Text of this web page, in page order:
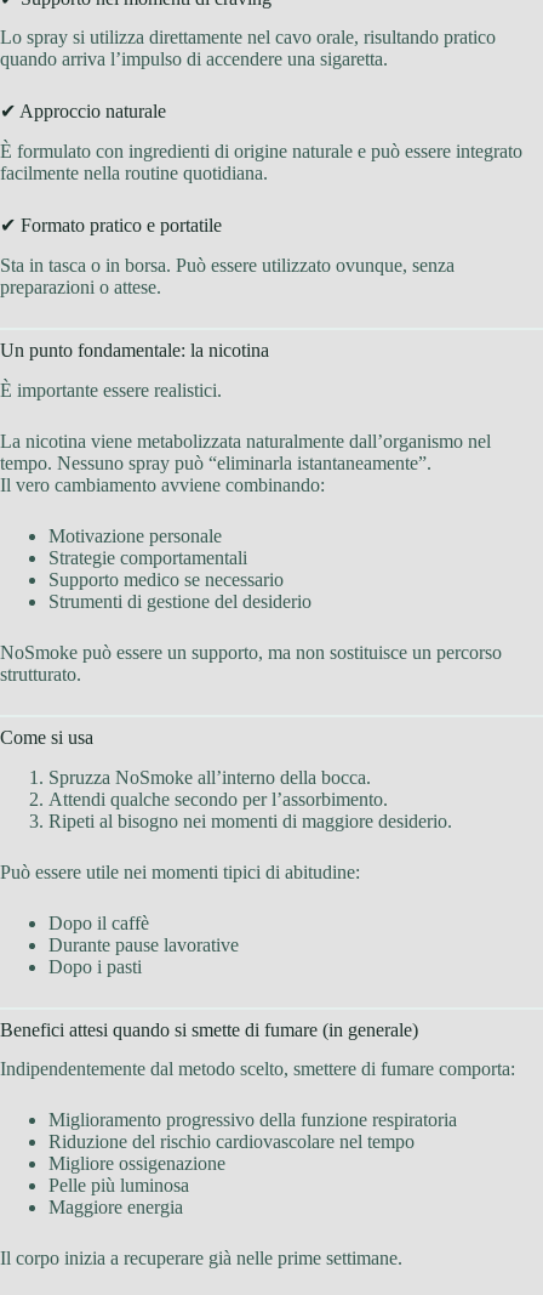
Lo spray si utilizza direttamente nel cavo orale, risultando pratico
quando arriva l’impulso di accendere una sigaretta.
✔ Approccio naturale
È formulato con ingredienti di origine naturale e può essere integrato
facilmente nella routine quotidiana.
✔ Formato pratico e portatile
Sta in tasca o in borsa. Può essere utilizzato ovunque, senza
preparazioni o attese.
Un punto fondamentale: la nicotina
È importante essere realistici.
La nicotina viene metabolizzata naturalmente dall’organismo nel
tempo. Nessuno spray può “eliminarla istantaneamente”.
Il vero cambiamento avviene combinando:
Motivazione personale
Strategie comportamentali
Supporto medico se necessario
Strumenti di gestione del desiderio
NoSmoke può essere un supporto, ma non sostituisce un percorso
strutturato.
Come si usa
Spruzza NoSmoke all’interno della bocca.
Attendi qualche secondo per l’assorbimento.
Ripeti al bisogno nei momenti di maggiore desiderio.
Può essere utile nei momenti tipici di abitudine:
Dopo il caffè
Durante pause lavorative
Dopo i pasti
Benefici attesi quando si smette di fumare (in generale)
Indipendentemente dal metodo scelto, smettere di fumare comporta:
Miglioramento progressivo della funzione respiratoria
Riduzione del rischio cardiovascolare nel tempo
Migliore ossigenazione
Pelle più luminosa
Maggiore energia
Il corpo inizia a recuperare già nelle prime settimane.